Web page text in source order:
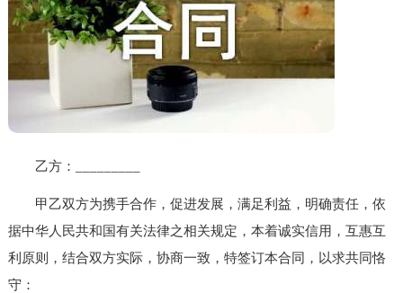
乙方：_________
甲乙双方为携手合作，促进发展，满足利益，明确责任，依
据中华人民共和国有关法律之相关规定，本着诚实信用，互惠互
利原则，结合双方实际，协商一致，特签订本合同，以求共同恪
守：